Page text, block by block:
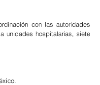
con las autoridades
unidades hospitalarias, siete